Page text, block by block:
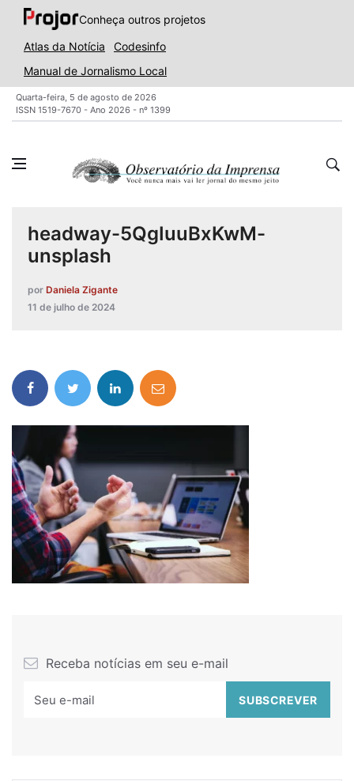
Conheça outros projetos
Atlas da Notícia
Codesinfo
Manual de Jornalismo Local
Quarta-feira, 5 de agosto de 2026
ISSN 1519-7670 - Ano 2026 - nº 1399
headway-5QgIuuBxKwM-
unsplash
por Daniela Zigante
11 de julho de 2024
Receba notícias em seu e-mail